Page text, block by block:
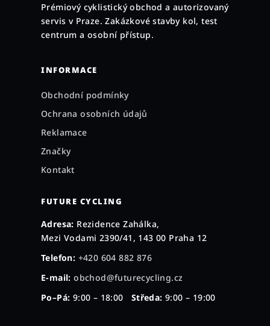
Prémiový cyklistický obchod a autorizovaný
servis v Praze. Zakázkové stavby kol, test
centrum a osobní přístup.
INFORMACE
Obchodní podmínky
Ochrana osobních údajů
Reklamace
Značky
Kontakt
FUTURE CYCLING
Adresa: Rezidence Zahálka,
Mezi Vodami 2390/41, 143 00 Praha 12
Telefon: +420 604 882 876
E-mail: obchod@futurecycling.cz
Po–Pá: 9:00 – 18:00 Středa: 9:00 – 19:00